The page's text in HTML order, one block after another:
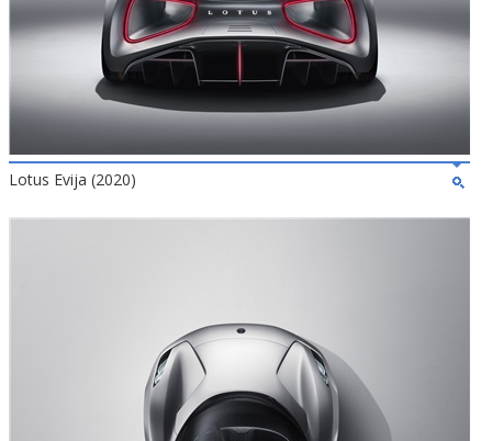
Lotus Evija (2020)